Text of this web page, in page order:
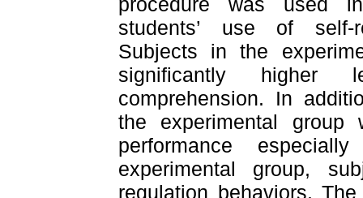
students’ use of self-
Subjects in the
significantly higher
comprehension. In
the experimental group
performance
experimental group,
regulation behaviors.